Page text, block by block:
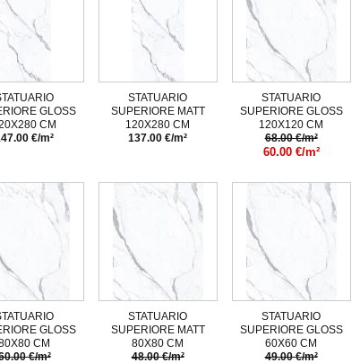
GLOSS
CM
€/m²
STATUARIO
SUPERIORE MATT
120X280 CM
137.00 €/m²
STATUARIO
SUPERIORE GLOSS
120X120 CM
68.00 €/m²
60.00 €/m²
GLOSS
CM
€/m²
STATUARIO
SUPERIORE MATT
80X80 CM
48.00 €/m²
STATUARIO
SUPERIORE GLOSS
60X60 CM
49.00 €/m²